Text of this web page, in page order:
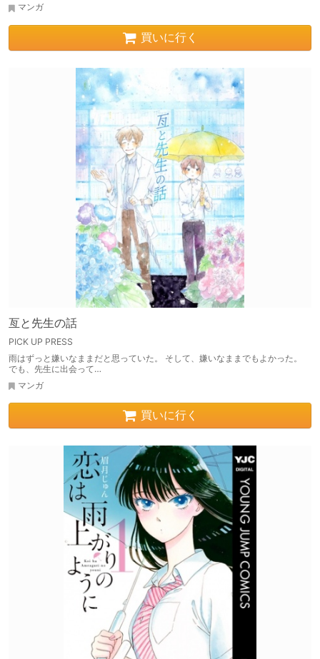
マンガ
買いに行く
亙と先生の話
PICK UP PRESS
雨はずっと嫌いなままだと思っていた。 そして、嫌いなままでもよかった。
でも、先生に出会って…
マンガ
買いに行く